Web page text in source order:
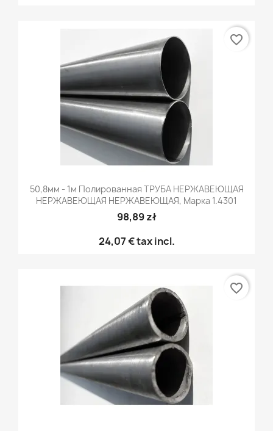
50,8мм - 1м Полированная ТРУБА НЕРЖАВЕЮЩАЯ
НЕРЖАВЕЮЩАЯ НЕРЖАВЕЮЩАЯ, Марка 1.4301
98,89 zł
24,07 €tax incl.
favorite_border
favorite_border